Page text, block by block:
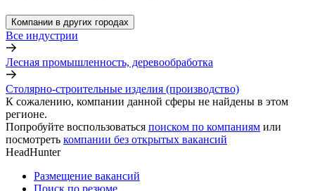
Компании в других городах
Все индустрии
Лесная промышленность, деревообработка
Столярно-строительные изделия (производство)
К сожалению, компании данной сферы не найдены в этом
регионе.
Попробуйте воспользоваться поиском по компаниям или
посмотреть компании без открытых вакансий
HeadHunter
Размещение вакансий
Поиск по резюме